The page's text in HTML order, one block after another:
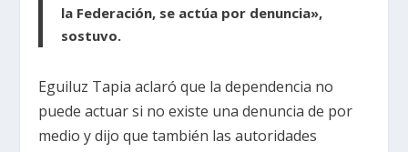
la Federación, se actúa por denuncia»,
sostuvo.
Eguiluz Tapia aclaró que la dependencia no
puede actuar si no existe una denuncia de por
medio y dijo que también las autoridades